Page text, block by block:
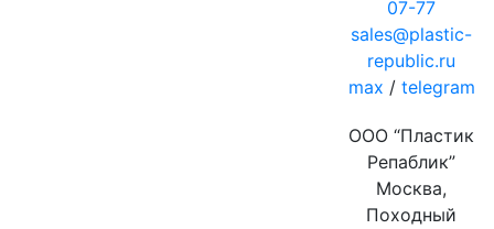
07-77
sales@plastic-
republic.ru
max / telegram
ООО “Пластик
Репаблик”
Москва,
Походный